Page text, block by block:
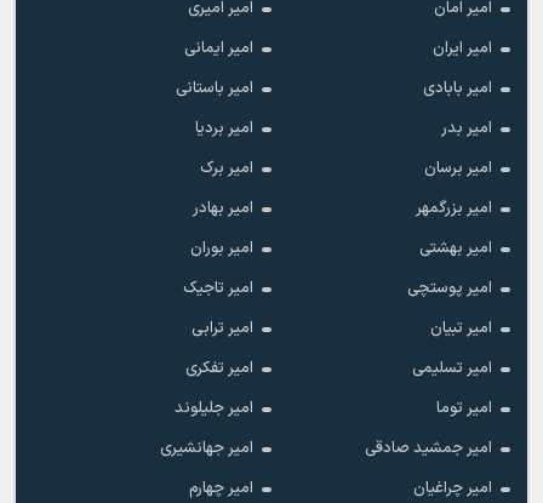
امیر امان
امیر امیری
امیر ایران
امیر ایمانی
امیر بابادی
امیر باستانی
امیر بدر
امیر بردیا
امیر برسان
امیر برک
امیر بزرگمهر
امیر بهادر
امیر بهشتی
امیر بوران
امیر پوستچی
امیر تاجیک
امیر تبیان
امیر ترابی
امیر تسلیمی
امیر تفکری
امیر توما
امیر جلیلوند
امیر جمشید صادقی
امیر جهانشیری
امیر چراغیان
امیر چهارم